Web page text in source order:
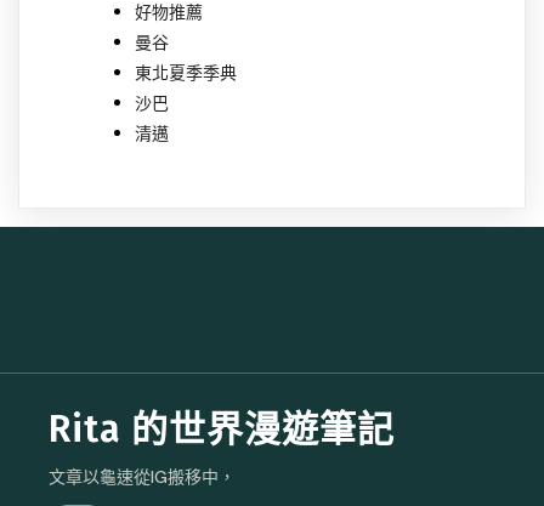
好物推薦
曼谷
東北夏季季典
沙巴
清邁
Rita 的世界漫遊筆記
文章以龜速從IG搬移中，